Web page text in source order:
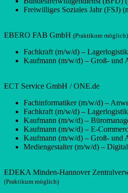
Freiwilliges Soziales Jahr (FSJ)
EBERO FAB GmbH (Praktikum möglich)
Fachkraft (m/w/d) – Lagerlogistik
Kaufmann (m/w/d) – Groß- und
ECT Service GmbH / ONE.de
Fachinformatiker (m/w/d) –
Fachkraft (m/w/d) – Lagerlogistik
Kaufmann (m/w/d) –
Kaufmann (m/w/d) – E-
Kaufmann (m/w/d) – Groß- und
Mediengestalter (m/w/d) –
EDEKA Minden-Hannover
(Praktikum möglich)